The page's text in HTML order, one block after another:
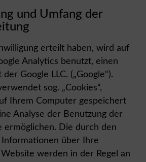
und Umfang der
erteilt haben, wird auf
Analytics benutzt, einen
Google LLC. („Google“).
sog. „Cookies“,
Ihrem Computer gespeichert
Analyse der Benutzung der
ermöglichen. Die durch den
über Ihre
werden in der Regel an